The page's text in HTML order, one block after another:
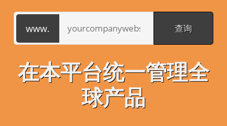
在本平台统一管理全
球产品